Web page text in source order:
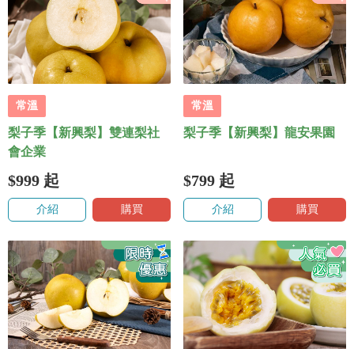
常溫
梨子季【新興梨】雙連梨社
會企業
$999 起
介紹 購買
常溫
梨子季【新興梨】龍安果園
$799 起
介紹 購買